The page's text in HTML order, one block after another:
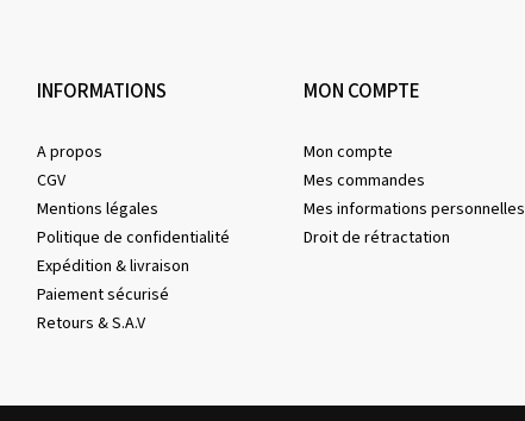
INFORMATIONS
A propos
CGV
Mentions légales
Politique de confidentialité
Expédition & livraison
Paiement sécurisé
Retours & S.A.V
MON COMPTE
Mon compte
Mes commandes
Mes informations personnelles
Droit de rétractation